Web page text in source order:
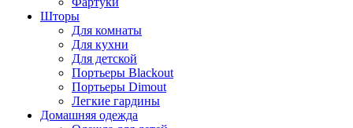
Шторы
Для комнаты
Для кухни
Для детской
Портьеры Blackout
Портьеры Dimout
Легкие гардины
Домашняя одежда